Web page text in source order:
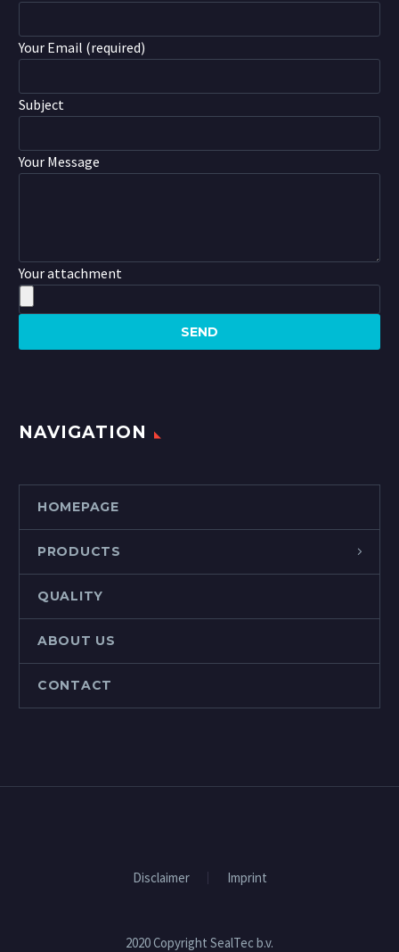
Your Email (required)
Subject
Your Message
Your attachment
NAVIGATION
HOMEPAGE
PRODUCTS
QUALITY
ABOUT US
CONTACT
Disclaimer Imprint
2020 Copyright SealTec b.v.